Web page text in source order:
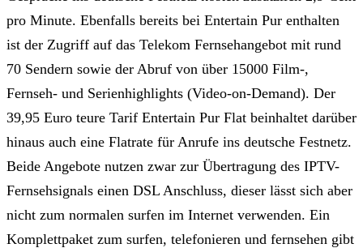
pro Minute. Ebenfalls bereits bei Entertain Pur enthalten
ist der Zugriff auf das Telekom Fernsehangebot mit rund
70 Sendern sowie der Abruf von über 15000 Film-,
Fernseh- und Serienhighlights (Video-on-Demand). Der
39,95 Euro teure Tarif Entertain Pur Flat beinhaltet darüber
hinaus auch eine Flatrate für Anrufe ins deutsche Festnetz.
Beide Angebote nutzen zwar zur Übertragung des IPTV-
Fernsehsignals einen DSL Anschluss, dieser lässt sich aber
nicht zum normalen surfen im Internet verwenden. Ein
Komplettpaket zum surfen, telefonieren und fernsehen gibt